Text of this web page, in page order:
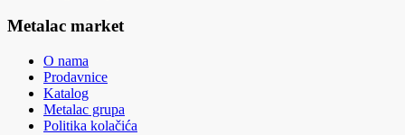
Metalac market
O nama
Prodavnice
Katalog
Metalac grupa
Politika kolačića